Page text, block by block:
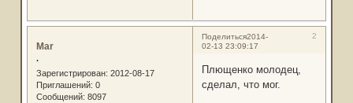
Поделиться 2
2014-
02-13 23:09:17
Mar
.
Зарегистрирован: 2012-08-17
Приглашений: 0
Сообщений: 8097
Плющенко молодец,
сделал, что мог.